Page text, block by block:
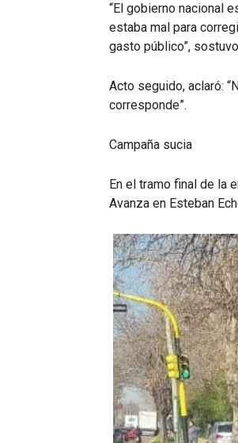
“El gobierno nacional
estaba mal para
gasto público”,
Acto seguido, aclaró:
corresponde”.
Campaña sucia
En el tramo final de la
Avanza en Esteban